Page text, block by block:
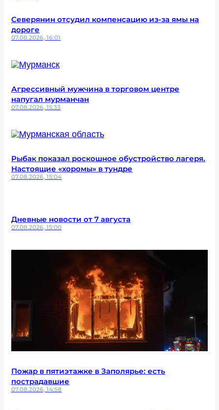
Северянин отсудил компенсацию из-за ямы на
дороге
07.08.2026, 16:01
Агрессивный мужчина в торговом центре
напугал мурманчан
07.08.2026, 15:33
Рыбак показал роскошное обустройство лагеря.
Настоящие «хоромы» в тундре
07.08.2026, 15:04
Дневные новости от 7 августа
07.08.2026, 15:00
Пожар в пятиэтажке в Заполярье: есть
пострадавшие
07.08.2026, 14:58